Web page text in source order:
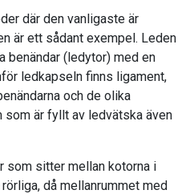
där den vanligaste är
är ett sådant exempel. Leden
benändar (ledytor) med en
ledkapseln finns ligament,
och de olika
som är fyllt av ledvätska även
som sitter mellan kotorna i
då mellanrummet med